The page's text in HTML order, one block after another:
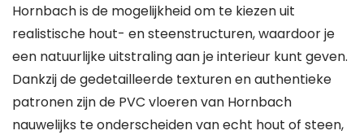
Hornbach is de mogelijkheid om te kiezen uit
realistische hout- en steenstructuren, waardoor je
een natuurlijke uitstraling aan je interieur kunt geven.
Dankzij de gedetailleerde texturen en authentieke
patronen zijn de PVC vloeren van Hornbach
nauwelijks te onderscheiden van echt hout of steen,